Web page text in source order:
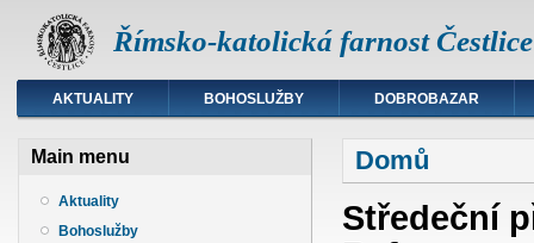
Římsko-katolická farnost Čestlice
AKTUALITY BOHOSLUŽBY DOBROBAZAR
Main menu
Aktuality
Bohoslužby
Jste zde
Domů
Středeční